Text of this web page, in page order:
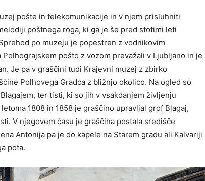
pošte in telekomunikacije in v njem prisluhniti
poštnega roga, ki ga je še pred stotimi leti
po muzeju je popestren z vodnikovim
pošto z vozom prevažali v Ljubljano in je
Je pa v graščini tudi Krajevni muzej z zbirko
Polhovega Gradca z bližnjo okolico. Na ogled so
ter tisti, ki so jih v vsakdanjem življenju
1808 in 1858 je graščino upravljal grof Blagaj,
V njegovem času je graščina postala središče
Antonija pa je do kapele na Starem gradu ali Kalvariji
pota.